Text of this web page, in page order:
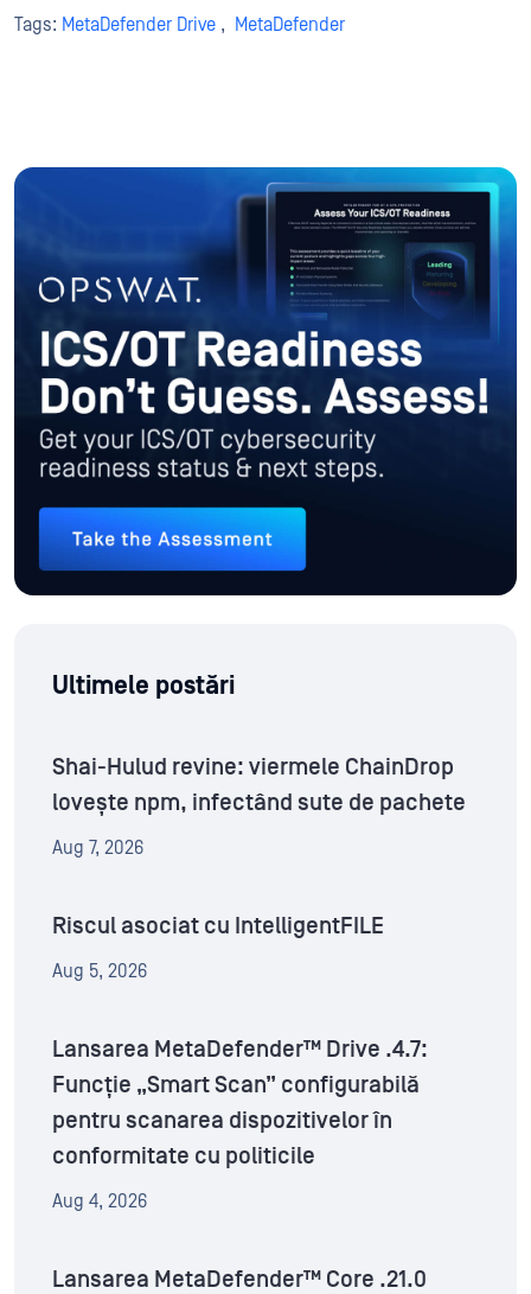
Tags: MetaDefender Drive , MetaDefender
Ultimele postări
Shai-Hulud revine: viermele ChainDrop
lovește npm, infectând sute de pachete
Aug 7, 2026
Riscul asociat cu IntelligentFILE
Aug 5, 2026
Lansarea MetaDefender™ Drive .4.7:
Funcție „Smart Scan” configurabilă
pentru scanarea dispozitivelor în
conformitate cu politicile
Aug 4, 2026
Lansarea MetaDefender™ Core .21.0